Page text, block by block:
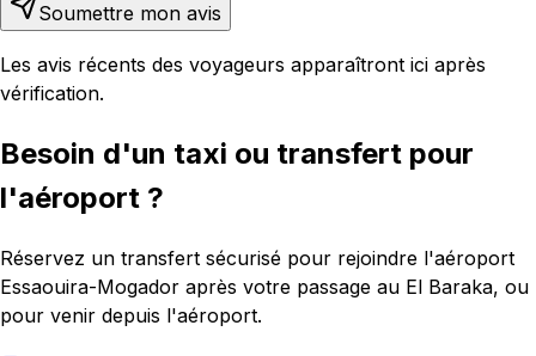
Soumettre mon avis
Les avis récents des voyageurs apparaîtront ici après
vérification.
Besoin d'un taxi ou transfert pour
l'aéroport ?
Réservez un transfert sécurisé pour rejoindre l'aéroport
Essaouira-Mogador après votre passage au El Baraka, ou
pour venir depuis l'aéroport.